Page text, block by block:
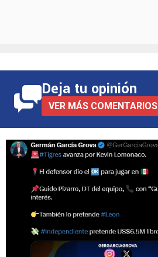
Deja tu opinión
VER MÁS COMENTARIOS